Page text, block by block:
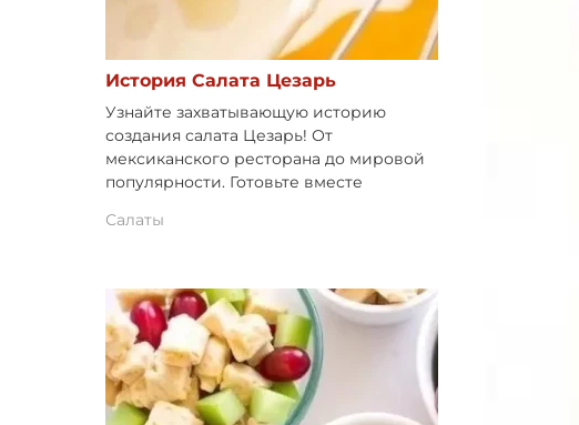
История Салата Цезарь
Узнайте захватывающую историю
создания салата Цезарь! От
мексиканского ресторана до мировой
популярности. Готовьте вместе
Салаты